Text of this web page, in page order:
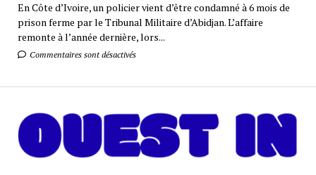
En Côte d’Ivoire, un policier vient d’être condamné à 6 mois de
prison ferme par le Tribunal Militaire d’Abidjan. L’affaire
remonte à l’année dernière, lors...
Commentaires sont désactivés